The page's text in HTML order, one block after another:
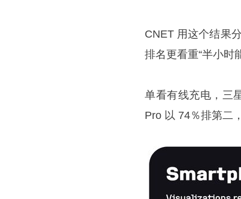
CNET 用这个结果
排名更看重“半小时
单看有线充电，三
Pro 以 74％排第二